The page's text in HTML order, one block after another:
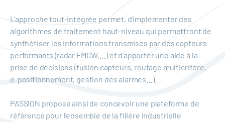
L'approche tout-intégrée permet, d’implémenter des
algorithmes de traitement haut-niveau qui permettront de
synthétiser les informations transmises par des capteurs
performants (radar FMCW,…) et d’apporter une aide à la
prise de décisions (fusion capteurs, routage multicritère,
e-positionnement, gestion des alarmes…).
PASSION propose ainsi de concevoir une plateforme de
référence pour l’ensemble de la filière industrielle